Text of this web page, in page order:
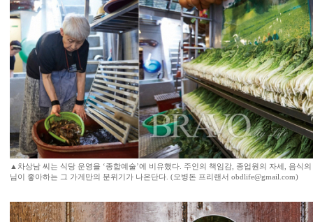
▲차상남 씨는 식당 운영을 ‘종합예술’에 비유했다. 주인의 책임감, 종업원의 자세, 음식
님이 좋아하는 그 가게만의 분위기가 나온단다. (오병돈 프리랜서 obdlife@gmail.com)